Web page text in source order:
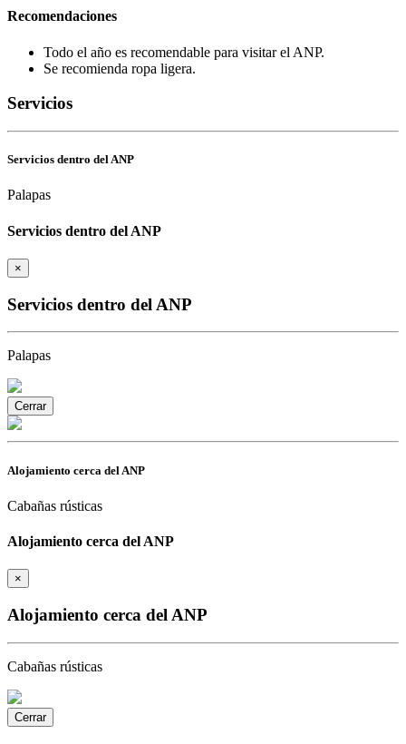
Recomendaciones
Todo el año es recomendable para visitar el ANP.
Se recomienda ropa ligera.
Servicios
Servicios dentro del ANP
Palapas
Servicios dentro del ANP
×
Servicios dentro del ANP
Palapas
Cerrar
Alojamiento cerca del ANP
Cabañas rústicas
Alojamiento cerca del ANP
×
Alojamiento cerca del ANP
Cabañas rústicas
Cerrar